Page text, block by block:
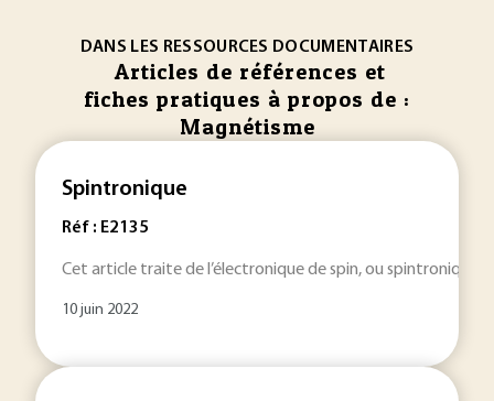
DANS LES RESSOURCES DOCUMENTAIRES
Articles de références et
fiches pratiques à propos de :
Magnétisme
Spintronique
Réf : E2135
Cet article traite de l’électronique de spin, ou spintronique,
10 juin 2022